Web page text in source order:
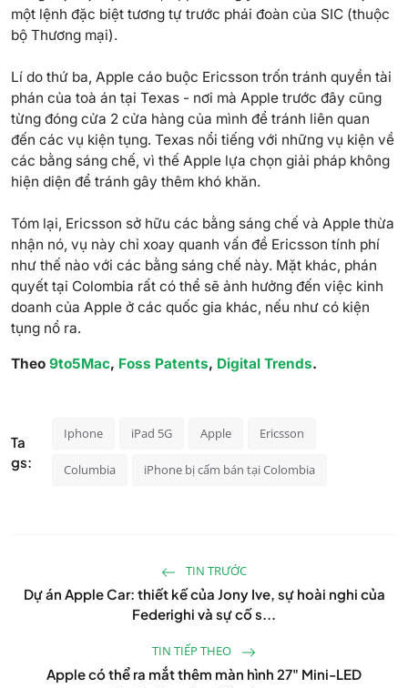
một lệnh đặc biệt tương tự trước phái đoàn của SIC (thuộc
bộ Thương mại).
Lí do thứ ba, Apple cáo buộc Ericsson trốn tránh quyền tài
phán của toà án tại Texas - nơi mà Apple trước đây cũng
từng đóng cửa 2 cửa hàng của mình để tránh liên quan
đến các vụ kiện tụng. Texas nổi tiếng với những vụ kiện về
các bằng sáng chế, vì thế Apple lựa chọn giải pháp không
hiện diện để tránh gây thêm khó khăn.
Tóm lại, Ericsson sở hữu các bằng sáng chế và Apple thừa
nhận nó, vụ này chỉ xoay quanh vấn đề Ericsson tính phí
như thế nào với các bằng sáng chế này. Mặt khác, phán
quyết tại Colombia rất có thể sẽ ảnh hưởng đến việc kinh
doanh của Apple ở các quốc gia khác, nếu như có kiện
tụng nổ ra.
Theo 9to5Mac, Foss Patents, Digital Trends.
Ta
gs:
Iphone iPad 5G Apple Ericsson
Columbia iPhone bị cấm bán tại Colombia
TIN TRƯỚC
Dự án Apple Car: thiết kế của Jony Ive, sự hoài nghi của
Federighi và sự cố s...
TIN TIẾP THEO
Apple có thể ra mắt thêm màn hình 27" Mini-LED